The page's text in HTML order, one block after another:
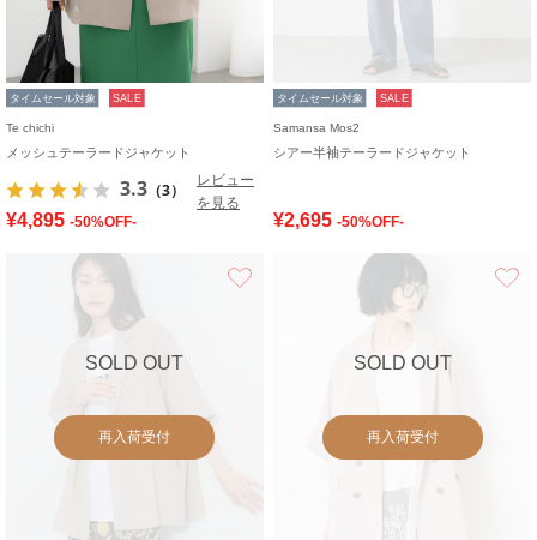
タイムセール対象 SALE
Te chichi
メッシュテーラードジャケット
3.3 （3）
レビュー
を見る
¥4,895 -50%OFF-
タイムセール対象 SALE
Samansa Mos2
シアー半袖テーラードジャケット
¥2,695 -50%OFF-
SOLD OUT
再入荷受付
SOLD OUT
再入荷受付